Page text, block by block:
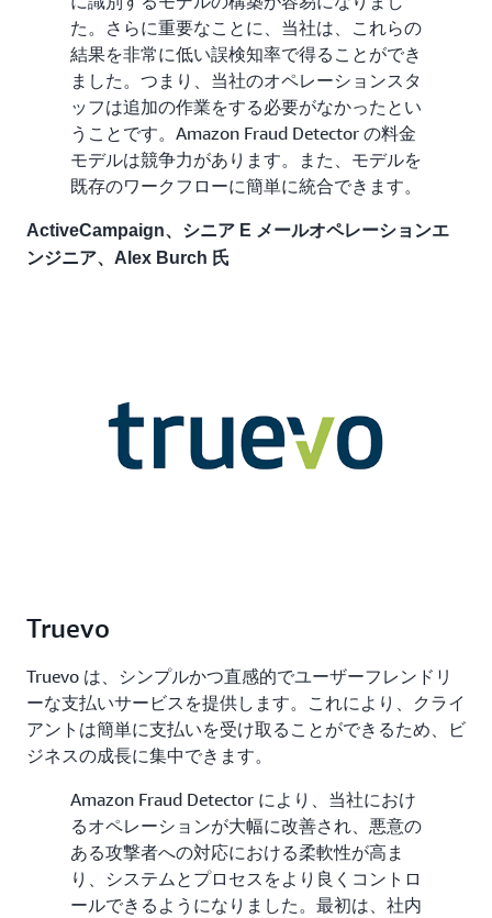
た。さらに重要なことに、当社は、これらの
結果を非常に低い誤検知率で得ることができ
ました。つまり、当社のオペレーションスタ
ッフは追加の作業をする必要がなかったとい
うことです。Amazon Fraud Detector の料金
モデルは競争力があります。また、モデルを
既存のワークフローに簡単に統合できます。
ActiveCampaign、シニア E メールオペレーションエ
ンジニア、Alex Burch 氏
Truevo
Truevo は、シンプルかつ直感的でユーザーフレンドリ
ーな支払いサービスを提供します。これにより、クライ
アントは簡単に支払いを受け取ることができるため、ビ
ジネスの成長に集中できます。
Amazon Fraud Detector により、当社におけ
るオペレーションが大幅に改善され、悪意の
ある攻撃者への対応における柔軟性が高ま
り、システムとプロセスをより良くコントロ
ールできるようになりました。最初は、社内